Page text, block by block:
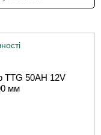
TTG 50AH 12V
мм